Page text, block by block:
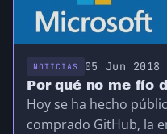
NOTICIAS 05 Jun 2018
Por qué no me fío
Hoy se ha hecho
comprado GitHub, la